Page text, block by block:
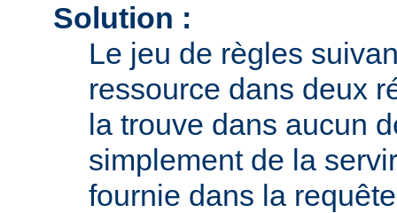
Solution :
Le jeu de règles
ressource dans deux
la trouve dans aucun
simplement de la
fournie dans la